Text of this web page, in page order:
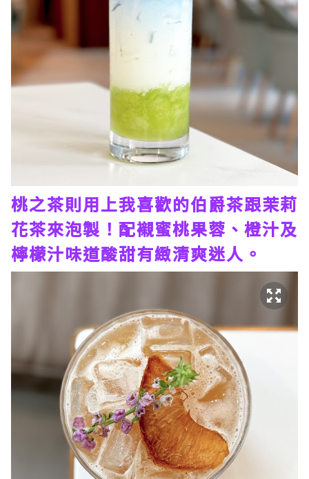
桃之茶則用上我喜歡的伯爵茶跟茉莉
花茶來泡製！配襯蜜桃果蓉、橙汁及
檸檬汁味道酸甜有緻清爽迷人。